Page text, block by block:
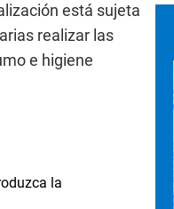
está sujeta
realizar las
e higiene